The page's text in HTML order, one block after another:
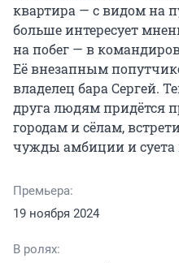
квартира — с видом на
больше интересует
на побег — в
Её внезапным
владелец бара Сергей.
друга людям придётся
городам и сёлам,
чужды амбиции и суета
Премьера:
19 ноября 2024
В ролях: